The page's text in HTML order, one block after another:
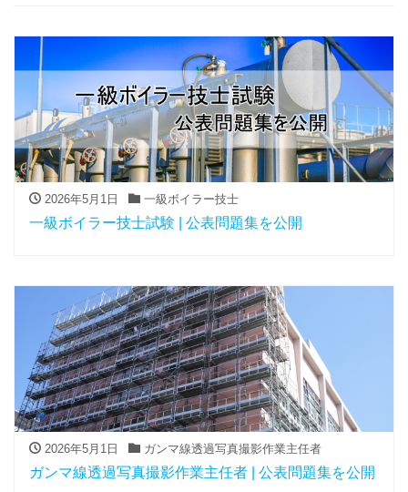
2026年5月1日 一級ボイラー技士
一級ボイラー技士試験 | 公表問題集を公開
2026年5月1日 ガンマ線透過写真撮影作業主任者
ガンマ線透過写真撮影作業主任者 | 公表問題集を公開